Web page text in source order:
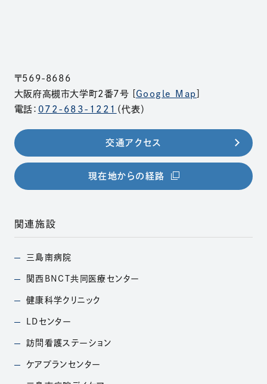
〒569-8686
大阪府高槻市大学町2番7号 [ Google Map
電話： 072-683-1221 （代表）
交通アクセス
現在地からの経路 （別ウィンドウで開きま
関連施設
三島南病院
（別ウィンドウで開きます）
関西BNCT共同医療 センター
（別ウィンドウで開きます）
健康科学クリニック
（別ウィンドウで開きます）
LDセンター
（別ウィンドウで開きます）
訪問看護ステーション
（別ウィンドウで開きます）
ケアプランセンター
（別ウィンドウで開きます）